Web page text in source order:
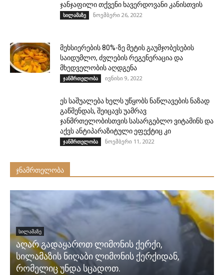
ჯანჯაფილი თქვენი ხავერდოვანი კანისთვის
სილამაზე ნოემბერი 26, 2022
მეხსიერების 80%-ზე მეტის გაუმჯობესების
საიდუმლო, ძვლების რეგენერაცია და
მხედველობის აღდგენა
ჯანმრთელობა ივნისი 9, 2022
ეს საშუალება ხელს უწყობს ნაწლავების ნაზად
გაწმენდას, შეიცავს უამრავ
ჯანმრთელობისთვის სასარგებლო ვიტამინს და
აქვს ანტიპარაზიტული ეფექტიც კი
ჯანმრთელობა ნოემბერი 11, 2022
ჯნამრთელობა
ᲡᲘᲚᲐᲛᲐᲖᲔ
აღარ გადაყაროთ ლიმონის ქერქი,
სილამაზის ნიღაბი ლიმონის ქერქიდან,
რომელიც უნდა სცადოთ.